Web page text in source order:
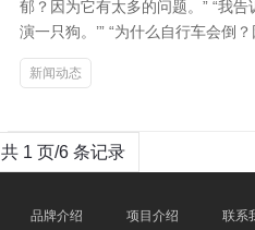
郁？因为它有太多的问题。” “我告
演一只狗。’” “为什么自行车会倒
新闻动态
共 1 页/6 条记录
品牌介绍 项目介绍 联系